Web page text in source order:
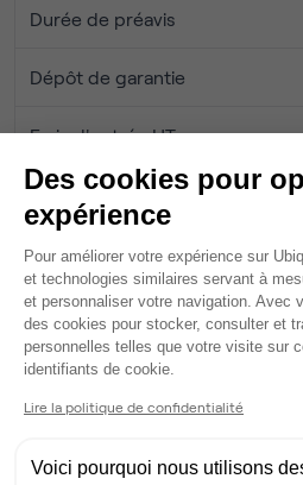
Durée de préavis
Dépôt de garantie
Frais d'entrée HT
Honoraires Ubiq
Services
Salle de réunion partagée
Salle de réunion privée
2 phonebox
Wifi
Coin cafet'
Des cookies pour
expérience
Plateforme de
Pour améliorer votre expérience sur
et technologies similaires servant à
et personnaliser votre navigation. Avec
des cookies pour stocker, consulter et
personnelles telles que votre visite sur
identifiants de cookie.
Lire la politique de confidentialité
Voici pourquoi nous utilisons